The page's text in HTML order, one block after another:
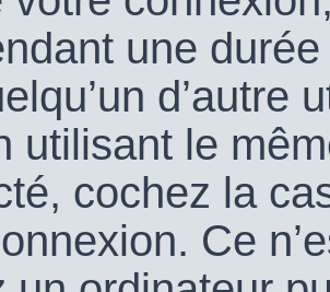
une
d’autre
utilisant le
cochez la
Ce